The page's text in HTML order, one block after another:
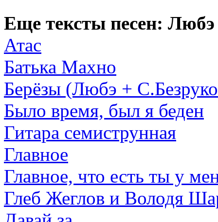
Еще тексты песен: Любэ
Атас
Батька Махно
Берёзы (Любэ +
Было время, был я беден
Гитара семиструнная
Главное
Главное, что есть ты у
Глеб Жеглов и Володя